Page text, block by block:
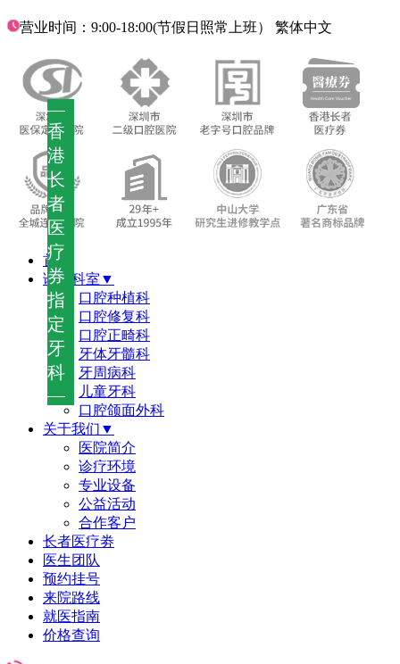
—
香
港
长
者
医
疗
券
指
定
牙
科
—
营业时间：9:00-18:00(节假日照常上班） 繁体中文
首页
诊疗科室▼
口腔种植科
口腔修复科
口腔正畸科
牙体牙髓科
牙周病科
儿童牙科
口腔颌面外科
关于我们▼
医院简介
诊疗环境
专业设备
公益活动
合作客户
长者医疗劵
医生团队
预约挂号
来院路线
就医指南
价格查询